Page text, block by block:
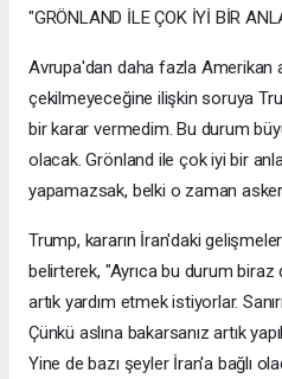
"GRÖNLAND İLE ÇOK İYİ BİR
Avrupa'dan daha fazla Amerikan
çekilmeyeceğine ilişkin soruya
bir karar vermedim. Bu durum
olacak. Grönland ile çok iyi bir
yapamazsak, belki o zaman
Trump, kararın İran'daki
belirterek, "Ayrıca bu durum biraz
artık yardım etmek istiyorlar.
Çünkü aslına bakarsanız artık
Yine de bazı şeyler İran'a bağlı